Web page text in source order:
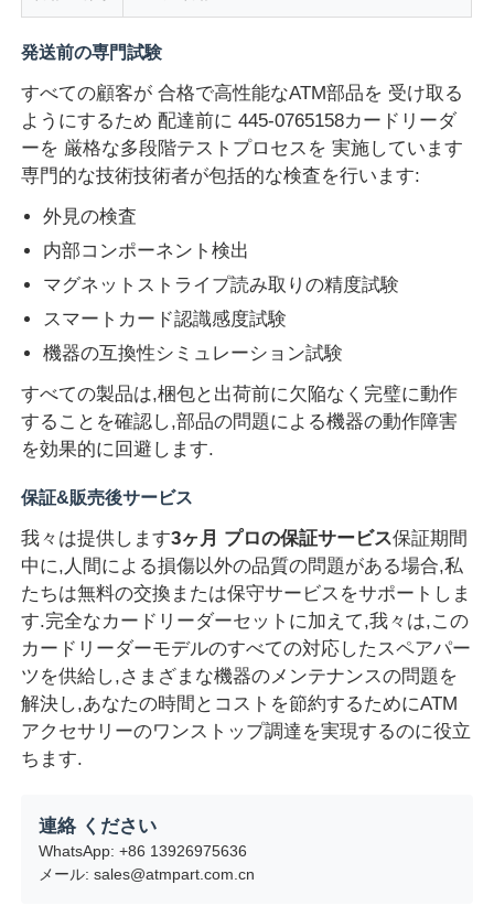
ダイボルド ATM部品
NCR ATM 部品
ヒタチATM部品
Glory NMD ATM Parts
OKIATM部品
Genmega ATM部品
請求書受領者
紙幣ソート機
発送前の専門試験
すべての顧客が 合格で高性能なATM部品を 受け取る
ようにするため 配達前に 445-0765158カードリーダ
ーを 厳格な多段階テストプロセスを 実施しています
専門的な技術技術者が包括的な検査を行います:
外見の検査
内部コンポーネント検出
マグネットストライプ読み取りの精度試験
スマートカード認識感度試験
機器の互換性シミュレーション試験
すべての製品は,梱包と出荷前に欠陥なく完璧に動作
することを確認し,部品の問題による機器の動作障害
を効果的に回避します.
保証&販売後サービス
我々は提供します3ヶ月 プロの保証サービス保証期間
中に,人間による損傷以外の品質の問題がある場合,私
たちは無料の交換または保守サービスをサポートしま
す.完全なカードリーダーセットに加えて,我々は,この
カードリーダーモデルのすべての対応したスペアパー
ツを供給し,さまざまな機器のメンテナンスの問題を
解決し,あなたの時間とコストを節約するためにATM
アクセサリーのワンストップ調達を実現するのに役立
ちます.
連絡 ください
WhatsApp: +86 13926975636
メール: sales@atmpart.com.cn